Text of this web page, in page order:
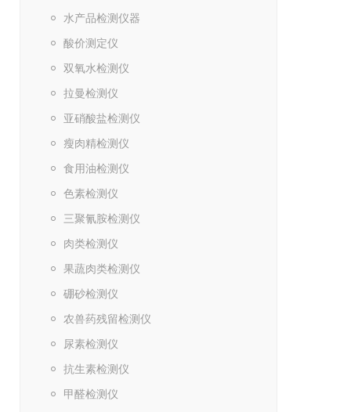
水产品检测仪器
酸价测定仪
双氧水检测仪
拉曼检测仪
亚硝酸盐检测仪
瘦肉精检测仪
食用油检测仪
色素检测仪
三聚氰胺检测仪
肉类检测仪
果蔬肉类检测仪
硼砂检测仪
农兽药残留检测仪
尿素检测仪
抗生素检测仪
甲醛检测仪